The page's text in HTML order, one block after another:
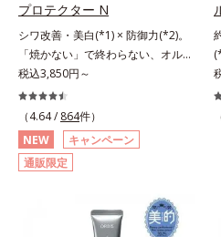
プロテクター N
シワ改善・美白(*1) × 防御力(*2)。
「焼かない」で終わらない、オルビ
ス最高峰(*3)日焼け止め。シワ改
善・美白(*1) × 防御力(*2)「焼かな
い」で終わらないオルビス最高峰
(*3)顔用日焼け止めです。ポーラ化
成の独自研究による、紫外線に反応
して強固な膜を形成する技術「瞬間
(*4)」を搭載。紫外線を浴びた膜が
厚く強靭に進化することで、紫外線
税込3,850円～
（4.64 / 864件）
NEW
キャンペーン
通販限定